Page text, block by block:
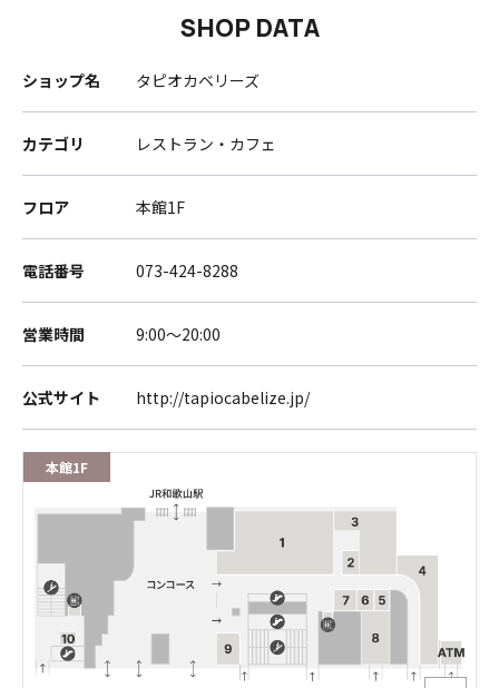
SHOP DATA
ショップ名 タピオカベリーズ
カテゴリ レストラン・カフェ
フロア 本館1F
電話番号 073-424-8288
営業時間 9:00～20:00
公式サイト http://tapiocabelize.jp/
本館1F